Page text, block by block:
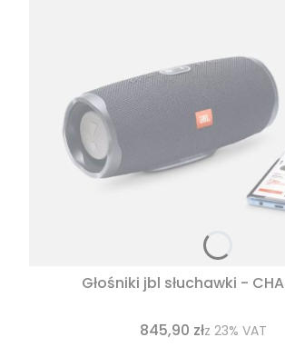
Głośniki jbl słuchawki -
845,90 złz 23% VAT